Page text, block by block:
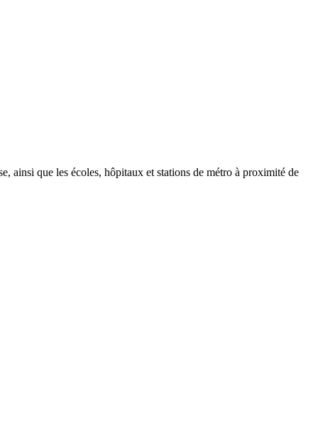
ainsi que les écoles, hôpitaux et stations de métro à proximité de